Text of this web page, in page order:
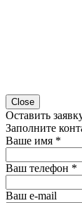
Close
Оставить
Заполните
Ваше имя *
Ваш телефон *
Ваш e-mail